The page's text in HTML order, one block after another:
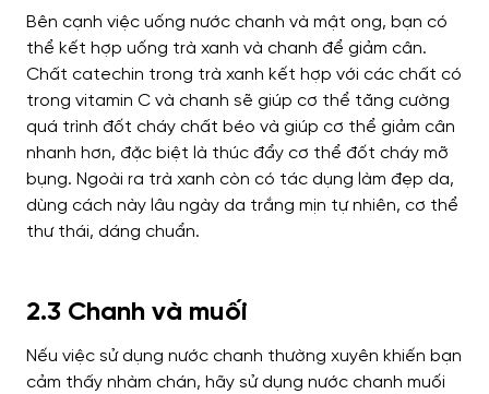
Bên cạnh việc uống nước chanh và mật ong, bạn có
thể kết hợp uống trà xanh và chanh để giảm cân.
Chất catechin trong trà xanh kết hợp với các chất có
trong vitamin C và chanh sẽ giúp cơ thể tăng cường
quá trình đốt cháy chất béo và giúp cơ thể giảm cân
nhanh hơn, đặc biệt là thúc đẩy cơ thể đốt cháy mỡ
bụng. Ngoài ra trà xanh còn có tác dụng làm đẹp da,
dùng cách này lâu ngày da trắng mịn tự nhiên, cơ thể
thư thái, dáng chuẩn.
2.3 Chanh và muối
Nếu việc sử dụng nước chanh thường xuyên khiến bạn
cảm thấy nhàm chán, hãy sử dụng nước chanh muối